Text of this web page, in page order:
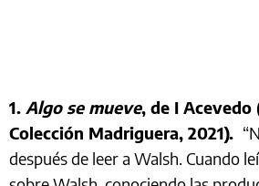
1. Algo se mueve, de I Acevedo
Colección Madriguera, 2021).
después de leer a Walsh. Cuando